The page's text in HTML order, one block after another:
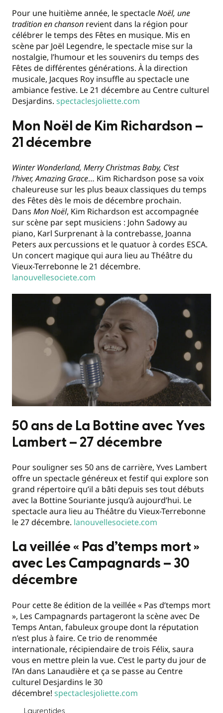
Pour une huitième année, le spectacleNoël, une
tradition en chanson revient dans la région pour
célébrer le temps des Fêtes en musique. Mis en
scène par Joël Legendre, le spectacle mise sur la
nostalgie, l’humour et les souvenirs du temps des
Fêtes de différentes générations. À la direction
musicale, Jacques Roy insuffle au spectacle une
ambiance festive. Le 21 décembre au Centre culturel
Desjardins. spectaclesjoliette.com
Mon Noël de Kim Richardson –
21 décembre
Winter Wonderland, Merry Christmas Baby, C’est
l’hiver, Amazing Grace… Kim Richardson pose sa voix
chaleureuse sur les plus beaux classiques du temps
des Fêtes dès le mois de décembre prochain.
Dans Mon Noël, Kim Richardson est accompagnée
sur scène par sept musiciens : John Sadowy au
piano, Karl Surprenant à la contrebasse, Joanna
Peters aux percussions et le quatuor à cordes ESCA.
Un concert magique qui aura lieu au Théâtre du
Vieux-Terrebonne le 21 décembre.
lanouvellesociete.com
50 ans de La Bottine avec Yves
Lambert – 27 décembre
Pour souligner ses 50 ans de carrière, Yves Lambert
offre un spectacle généreux et festif qui explore son
grand répertoire qu’il a bâti depuis ses tout débuts
avec la Bottine Souriante jusqu’à aujourd’hui. Le
spectacle aura lieu au Théâtre du Vieux-Terrebonne
le 27 décembre. lanouvellesociete.com
La veillée « Pas d’temps mort »
avec Les Campagnards – 30
décembre
Pour cette 8e édition de la veillée « Pas d’temps mort
», Les Campagnards partageront la scène avec De
Temps Antan, fabuleux groupe dont la réputation
n’est plus à faire. Ce trio de renommée
internationale, récipiendaire de trois Félix, saura
vous en mettre plein la vue. C’est le party du jour de
l’An dans Lanaudière et ça se passe au Centre
culturel Desjardins le 30
décembre! spectaclesjoliette.com
Laurentides